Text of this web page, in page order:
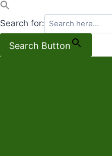
Search for:
Search Button